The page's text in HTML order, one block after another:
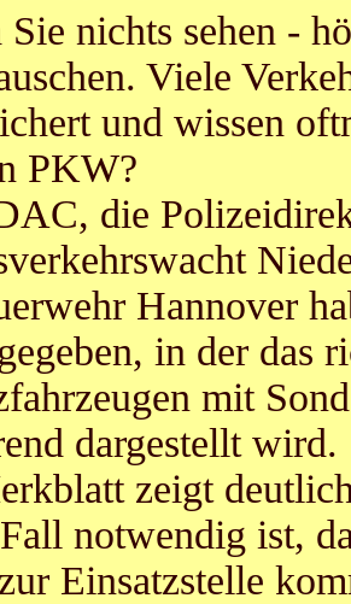
Sie nichts sehen -
Viele
und wissen
PKW?
die
Hannover
in der das
mit
dargestellt wird.
zeigt
notwendig ist,
Einsatzstelle